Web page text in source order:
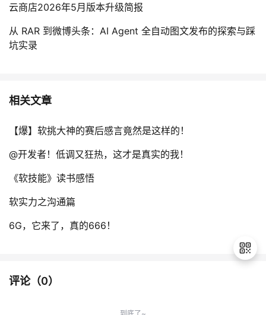
云商店2026年5月版本升级简报
从 RAR 到微博头条：AI Agent 全自动图文发布的探索与踩
坑实录
相关文章
【爆】软挑大神的赛后感言竟然是这样的！
@开发者！低调又狂热，这才是真实的我！
《软技能》读书感悟
软实力之沟通篇
6G，它来了，真的666！
评论（0）